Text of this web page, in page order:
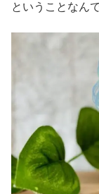
ということなんで